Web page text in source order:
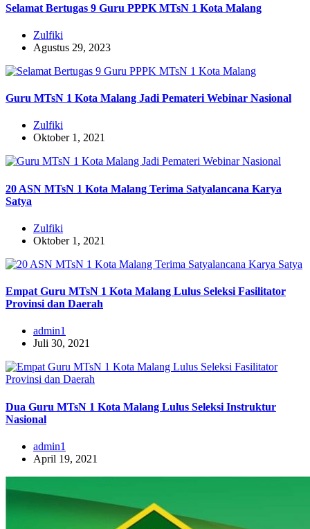
Selamat Bertugas 9 Guru PPPK MTsN 1 Kota Malang
Zulfiki
Agustus 29, 2023
Guru MTsN 1 Kota Malang Jadi Pemateri Webinar Nasional
Zulfiki
Oktober 1, 2021
20 ASN MTsN 1 Kota Malang Terima Satyalancana Karya
Satya
Zulfiki
Oktober 1, 2021
Empat Guru MTsN 1 Kota Malang Lulus Seleksi Fasilitator
Provinsi dan Daerah
admin1
Juli 30, 2021
Dua Guru MTsN 1 Kota Malang Lulus Seleksi Instruktur
Nasional
admin1
April 19, 2021